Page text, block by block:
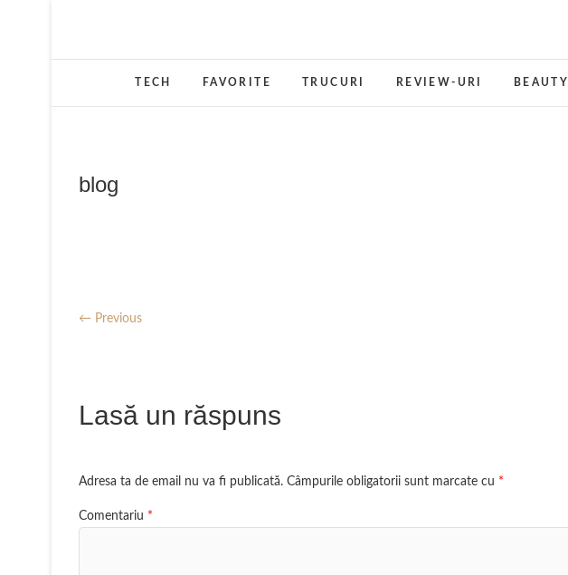
Cris+ina
TECH FAVORITE TRUCURI REVIEW-URI BEAUTY
blog
← Previous
Lasă un răspuns
Adresa ta de email nu va fi publicată. Câmpurile obligatorii sunt marcate cu *
Comentariu *